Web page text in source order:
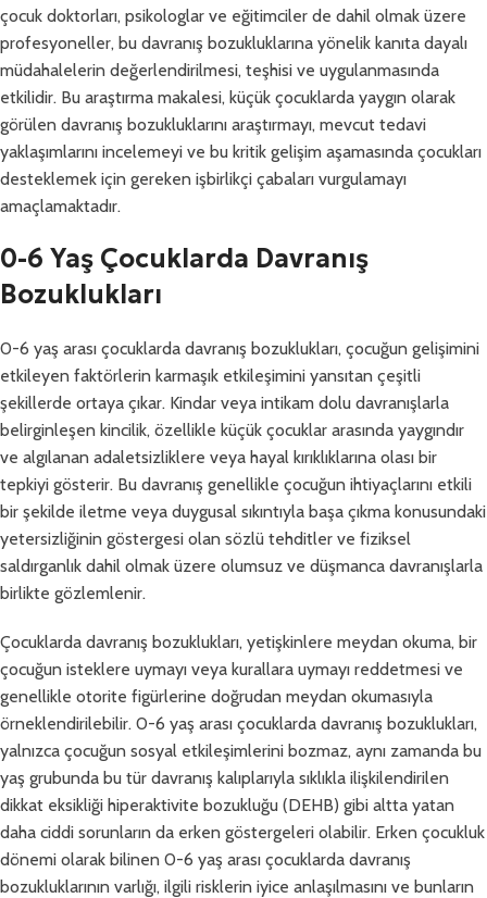
çocuk doktorları, psikologlar ve eğitimciler de dahil olmak üzere
profesyoneller, bu davranış bozukluklarına yönelik kanıta dayalı
müdahalelerin değerlendirilmesi, teşhisi ve uygulanmasında
etkilidir. Bu araştırma makalesi, küçük çocuklarda yaygın olarak
görülen davranış bozukluklarını araştırmayı, mevcut tedavi
yaklaşımlarını incelemeyi ve bu kritik gelişim aşamasında çocukları
desteklemek için gereken işbirlikçi çabaları vurgulamayı
amaçlamaktadır.
0-6 Yaş Çocuklarda Davranış
Bozuklukları
0-6 yaş arası çocuklarda davranış bozuklukları, çocuğun gelişimini
etkileyen faktörlerin karmaşık etkileşimini yansıtan çeşitli
şekillerde ortaya çıkar. Kindar veya intikam dolu davranışlarla
belirginleşen kincilik, özellikle küçük çocuklar arasında yaygındır
ve algılanan adaletsizliklere veya hayal kırıklıklarına olası bir
tepkiyi gösterir. Bu davranış genellikle çocuğun ihtiyaçlarını etkili
bir şekilde iletme veya duygusal sıkıntıyla başa çıkma konusundaki
yetersizliğinin göstergesi olan sözlü tehditler ve fiziksel
saldırganlık dahil olmak üzere olumsuz ve düşmanca davranışlarla
birlikte gözlemlenir.
Çocuklarda davranış bozuklukları, yetişkinlere meydan okuma, bir
çocuğun isteklere uymayı veya kurallara uymayı reddetmesi ve
genellikle otorite figürlerine doğrudan meydan okumasıyla
örneklendirilebilir. 0-6 yaş arası çocuklarda davranış bozuklukları,
yalnızca çocuğun sosyal etkileşimlerini bozmaz, aynı zamanda bu
yaş grubunda bu tür davranış kalıplarıyla sıklıkla ilişkilendirilen
dikkat eksikliği hiperaktivite bozukluğu (DEHB) gibi altta yatan
daha ciddi sorunların da erken göstergeleri olabilir. Erken çocukluk
dönemi olarak bilinen 0-6 yaş arası çocuklarda davranış
bozukluklarının varlığı, ilgili risklerin iyice anlaşılmasını ve bunların